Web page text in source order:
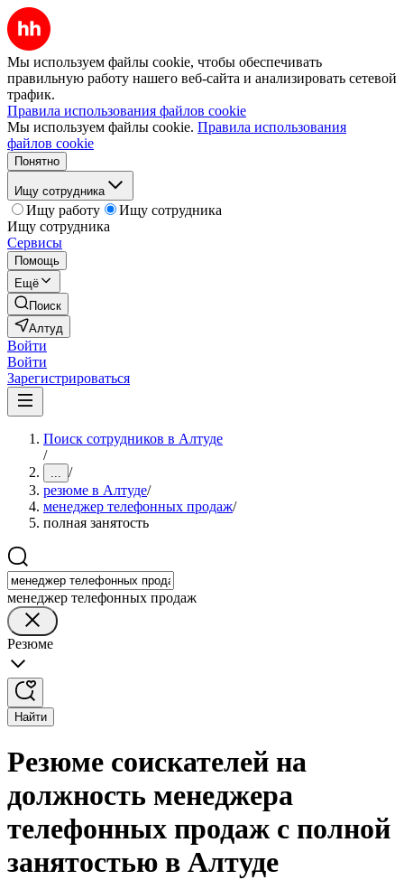
Мы используем файлы cookie, чтобы обеспечивать
правильную работу нашего веб-сайта и анализировать сетевой
трафик.
Правила использования файлов cookie
Мы используем файлы cookie. Правила использования
файлов cookie
Понятно
Ищу сотрудника
Ищу работу
Ищу сотрудника
Ищу сотрудника
Сервисы
Помощь
Ещё
Поиск
Алтуд
Войти
Войти
Зарегистрироваться
Поиск сотрудников в Алтуде
/
... /
резюме в Алтуде/
менеджер телефонных продаж/
полная занятость
менеджер телефонных продаж
Резюме
Найти
Резюме соискателей на
должность менеджера
телефонных продаж с полной
занятостью в Алтуде